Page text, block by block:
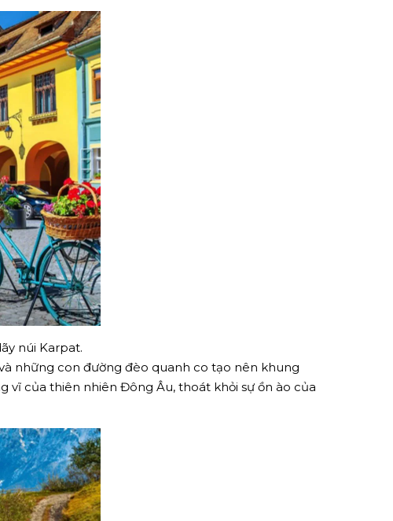
núi Karpat.
những con đường đèo quanh co tạo nên khung
vĩ của thiên nhiên Đông Âu, thoát khỏi sự ồn ào của